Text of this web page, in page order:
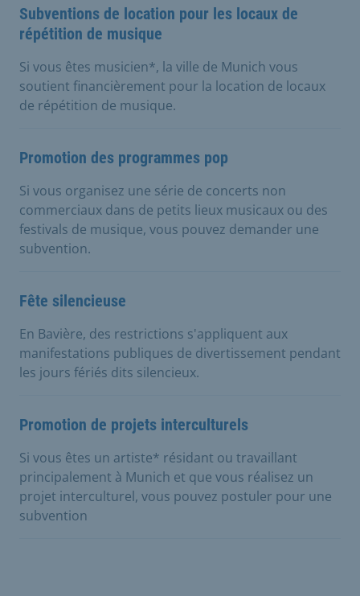
Subventions de location pour les locaux de
répétition de musique
Si vous êtes musicien*, la ville de Munich vous
soutient financièrement pour la location de locaux
de répétition de musique.
Promotion des programmes pop
Si vous organisez une série de concerts non
commerciaux dans de petits lieux musicaux ou des
festivals de musique, vous pouvez demander une
subvention.
Fête silencieuse
En Bavière, des restrictions s'appliquent aux
manifestations publiques de divertissement pendant
les jours fériés dits silencieux.
Promotion de projets interculturels
Si vous êtes un artiste* résidant ou travaillant
principalement à Munich et que vous réalisez un
projet interculturel, vous pouvez postuler pour une
subvention